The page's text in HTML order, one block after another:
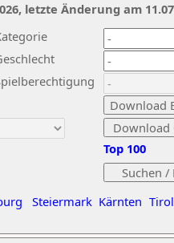
Steiermark Kärnten Tirol
Top 100
letzte Änderung am